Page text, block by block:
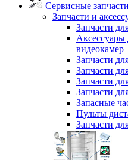
Сервисные запчасти
Запчасти и
Запчасти
Аксессуары
видеокамер
Запчасти
Запчасти
Запчасти
Запчасти
Запасные
Пульты
Запчасти